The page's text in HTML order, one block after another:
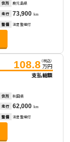
住所 鹿児島県
走行 73,900 km
整備 法定整備付
108.8 （税込）
万円
支払総額
住所 秋田県
走行 62,000 km
整備 法定整備付